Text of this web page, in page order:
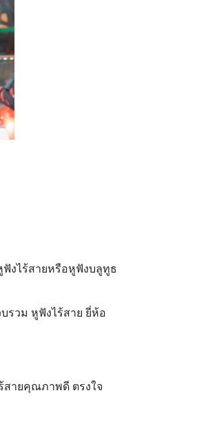
งไร้สายหรือหูฟังบลูทูธ
รวม หูฟังไร้สาย ยี่ห้อ
สายคุณภาพดี ตรงใจ